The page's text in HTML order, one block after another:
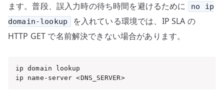
ます。普段、誤入力時の待ち時間を避けるために
no ip
domain-lookup
を入れている環境では、IP SLA の
HTTP GET で名前解決できない場合があります。
ip domain lookup
ip name-server <DNS_SERVER>